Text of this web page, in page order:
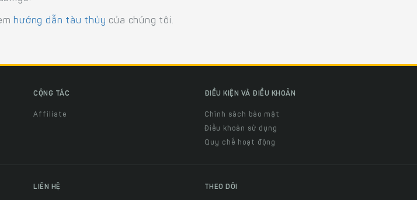
hướng dẫn tàu thủy của chúng tôi.
CỘNG TÁC
Affiliate
ĐIỀU KIỆN VÀ ĐIỀU KHOẢN
Chính sách bảo mật
Điều khoản sử dụng
Quy chế hoạt động
LIÊN HỆ THEO DÕI